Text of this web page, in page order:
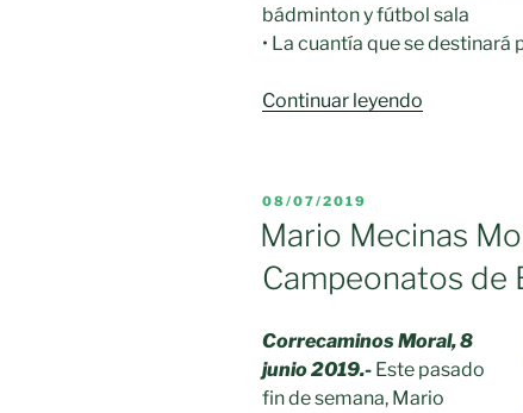
bádminton y fútbol sala
• La cuantía que se
Continuar leyendo
EL
DEPORTE
CON
FIRMA
PUBLICADO
EL
08/07/2019
Mario Mecinas
Campeonatos de
Correcaminos Moral, 8
junio 2019.- Este pasado
fin de semana, Mario